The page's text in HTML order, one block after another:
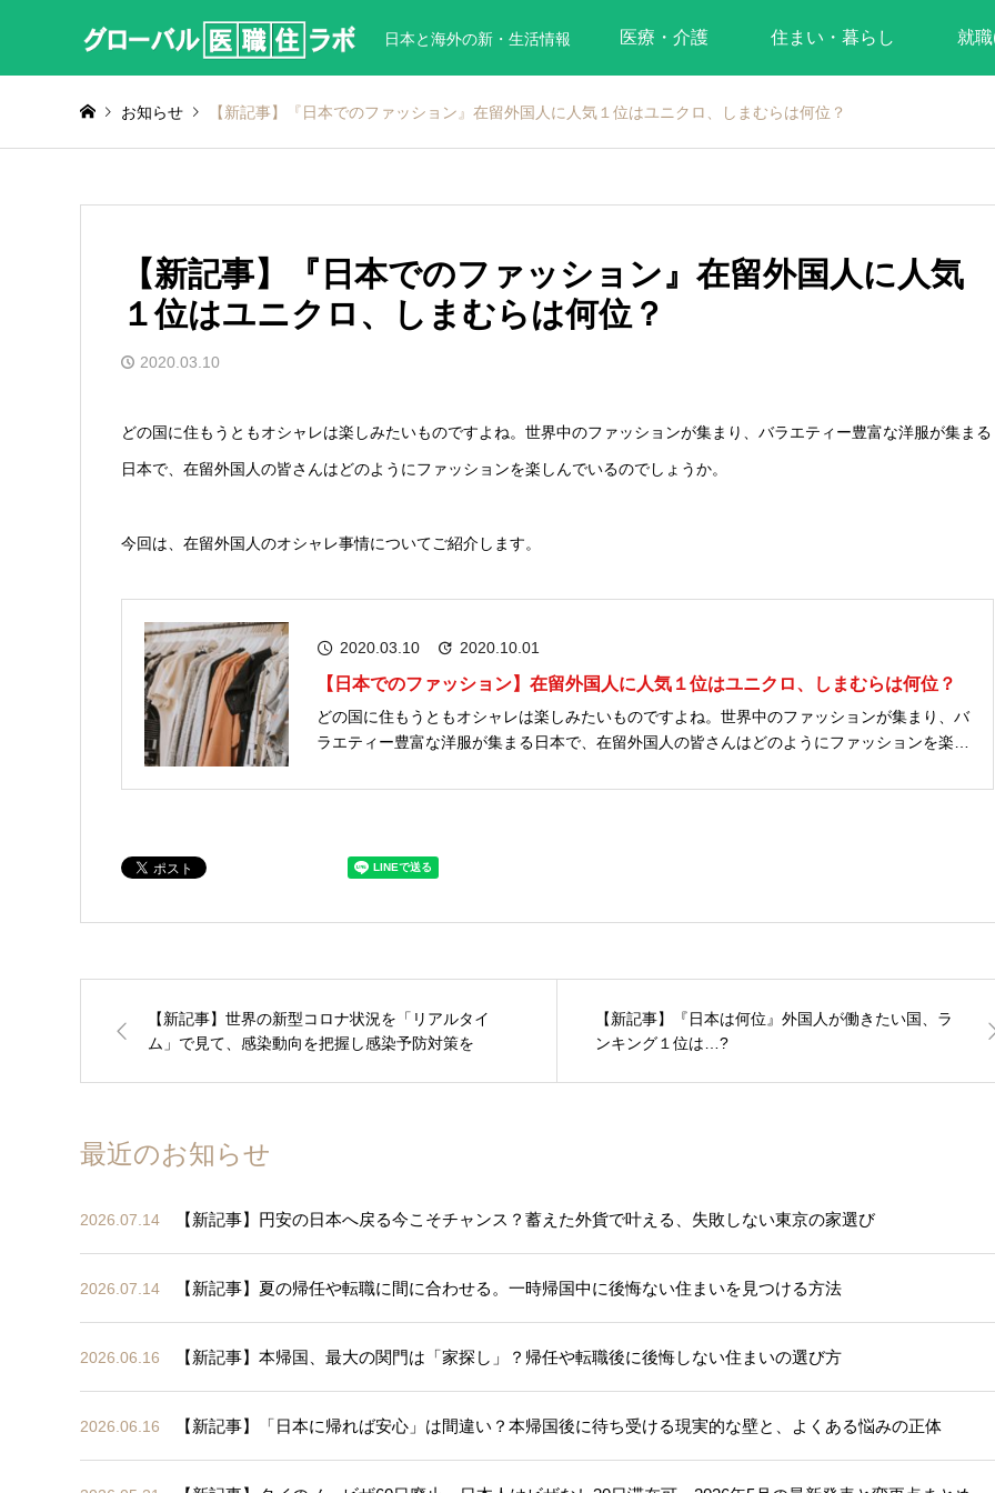
日本と海外の新・生活情報 医療・介護 住まい・暮らし 就
お知らせ 【新記事】『日本でのファッション』在留外国人に人気１位はユニクロ、しまむらは何位？
【新記事】『日本でのファッション』在留外国人に人気
１位はユニクロ、しまむらは何位？
2020.03.10
どの国に住もうともオシャレは楽しみたいものですよね。世界中のファッションが集まり、バラエティー豊富な洋服が集まる
日本で、在留外国人の皆さんはどのようにファッションを楽しんでいるのでしょうか。
今回は、在留外国人のオシャレ事情についてご紹介します。
2020.03.10 2020.10.01
【日本でのファッション】在留外国人に人気１位はユニクロ、しまむらは何位？
どの国に住もうともオシャレは楽しみたいものですよね。世界中のファッションが集まり、バ
ラエティー豊富な洋服が集まる日本で、在留外国人の皆さんはどのようにファッションを楽し
ィアを運営する株式会社YOLO J...
【新記事】世界の新型コロナ状況を「リアルタイ
ム」で見て、感染動向を把握し感染予防対策を
【新記事】『日本は何位』外国人が働きたい国、ラ
ンキング１位は…?
最近のお知らせ
2026.07.14 【新記事】円安の日本へ戻る今こそチャンス？蓄えた外貨で叶える、失敗しない東京の家選び
2026.07.14 【新記事】夏の帰任や転職に間に合わせる。一時帰国中に後悔ない住まいを見つける方法
2026.06.16 【新記事】本帰国、最大の関門は「家探し」？帰任や転職後に後悔しない住まいの選び方
2026.06.16 【新記事】「日本に帰れば安心」は間違い？本帰国後に待ち受ける現実的な壁と、よくある悩みの正体